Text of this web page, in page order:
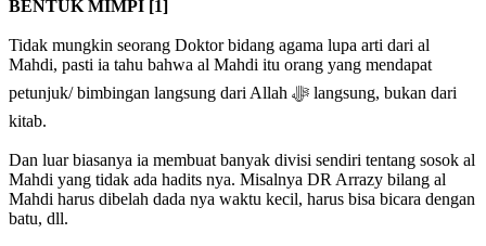
BENTUK MIMPI [1]
Tidak mungkin seorang Doktor bidang agama lupa arti dari al
Mahdi, pasti ia tahu bahwa al Mahdi itu orang yang mendapat
petunjuk/ bimbingan langsung dari Allah ﷻ langsung, bukan dari
kitab.
Dan luar biasanya ia membuat banyak divisi sendiri tentang sosok al
Mahdi yang tidak ada hadits nya. Misalnya DR Arrazy bilang al
Mahdi harus dibelah dada nya waktu kecil, harus bisa bicara dengan
batu, dll.